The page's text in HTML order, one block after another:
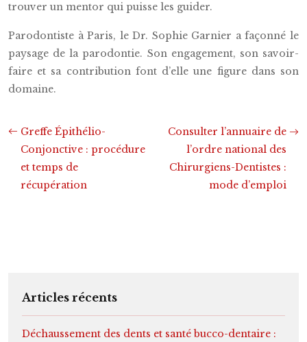
trouver un mentor qui puisse les guider.
Parodontiste à Paris, le Dr. Sophie Garnier a façonné le
paysage de la parodontie. Son engagement, son savoir-
faire et sa contribution font d’elle une figure dans son
domaine.
Greffe Épithélio-
Conjonctive : procédure
et temps de
récupération
Consulter l’annuaire de
l’ordre national des
Chirurgiens-Dentistes :
mode d’emploi
Articles récents
Déchaussement des dents et santé bucco-dentaire :